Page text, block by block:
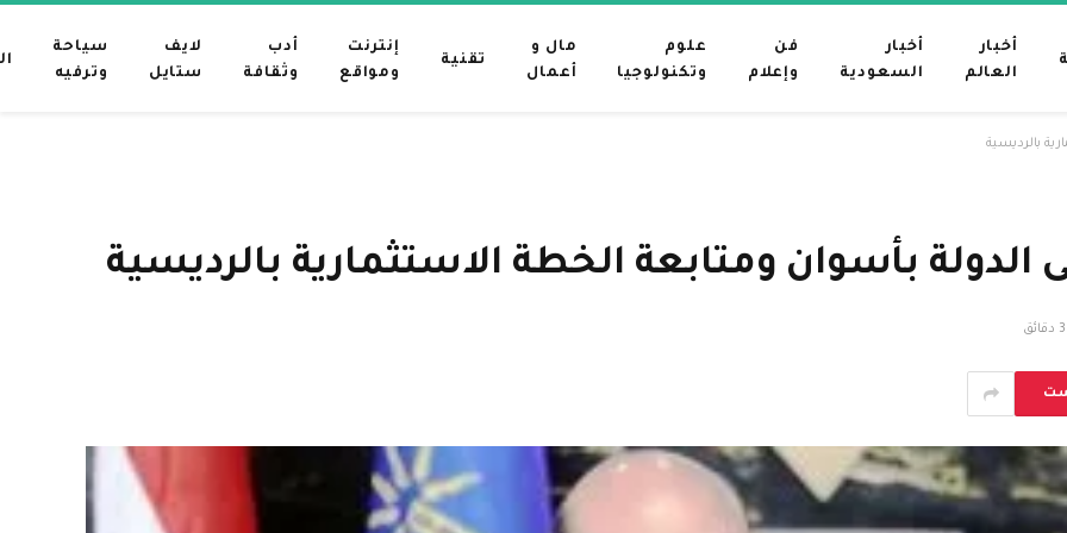
أخبار
العالم
أخبار
السعودية
فن
وإعلام
علوم
وتكنولوجيا
مال و
أعمال
تقنية
إنترنت
ومواقع
أدب
وثقافة
لايف
ستايل
سياحة
وترفيه
3 دقائق